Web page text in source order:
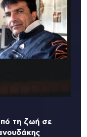
τη ζωή σε